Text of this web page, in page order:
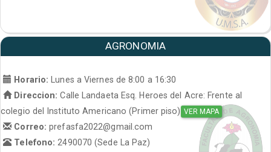
AGRONOMIA
Horario:
Lunes a Viernes de 8:00 a 16:30
Direccion: Calle Landaeta Esq. Heroes del Acre: Frente al
colegio del Instituto Americano (Primer piso) VER MAPA
Correo:prefasfa2022@gmail.com
Telefono: 2490070 (Sede La Paz)